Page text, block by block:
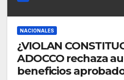
NACIONALES
¿VIOLAN
ADOCCO rechaza
beneficios